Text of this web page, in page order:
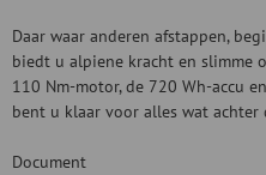
Daar waar anderen afstappen,
biedt u alpiene kracht en slimme
110 Nm-motor, de 720 Wh-accu
bent u klaar voor alles wat
Document